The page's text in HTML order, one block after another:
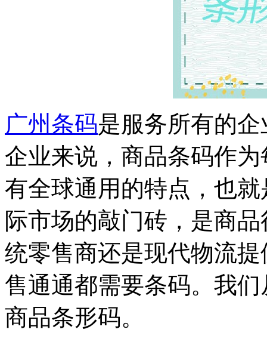
广州条码是服务所有的
企业来说，商品条码作
有全球通用的特点，也
际市场的敲门砖，是商
统零售商还是现代物流
售通通都需要条码。我
商品条形码。